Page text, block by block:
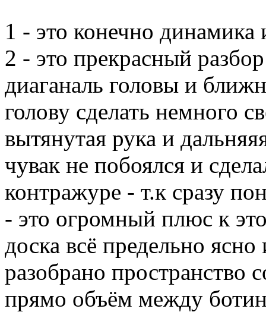
1 - это конечно динамика
2 - это прекрасный
диаганаль головы и
голову сделать немного
вытянутая рука и
чувак не побоялся и
контражуре - т.к сразу
- это огромный плюс к
доска всё предельно
разобрано пространство
прямо объём между